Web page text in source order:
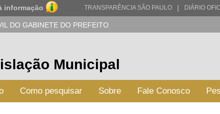
informação TRANSPARÊNCIA SÃO PAULO | DIÁRIO
DO GABINETE DO PREFEITO
Municipal
Como pesquisar Sobre Fale Conosco